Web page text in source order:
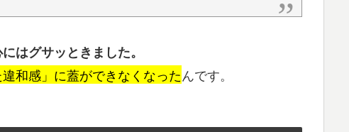
はグサッときました。
和感」に蓋ができなくなったんです。